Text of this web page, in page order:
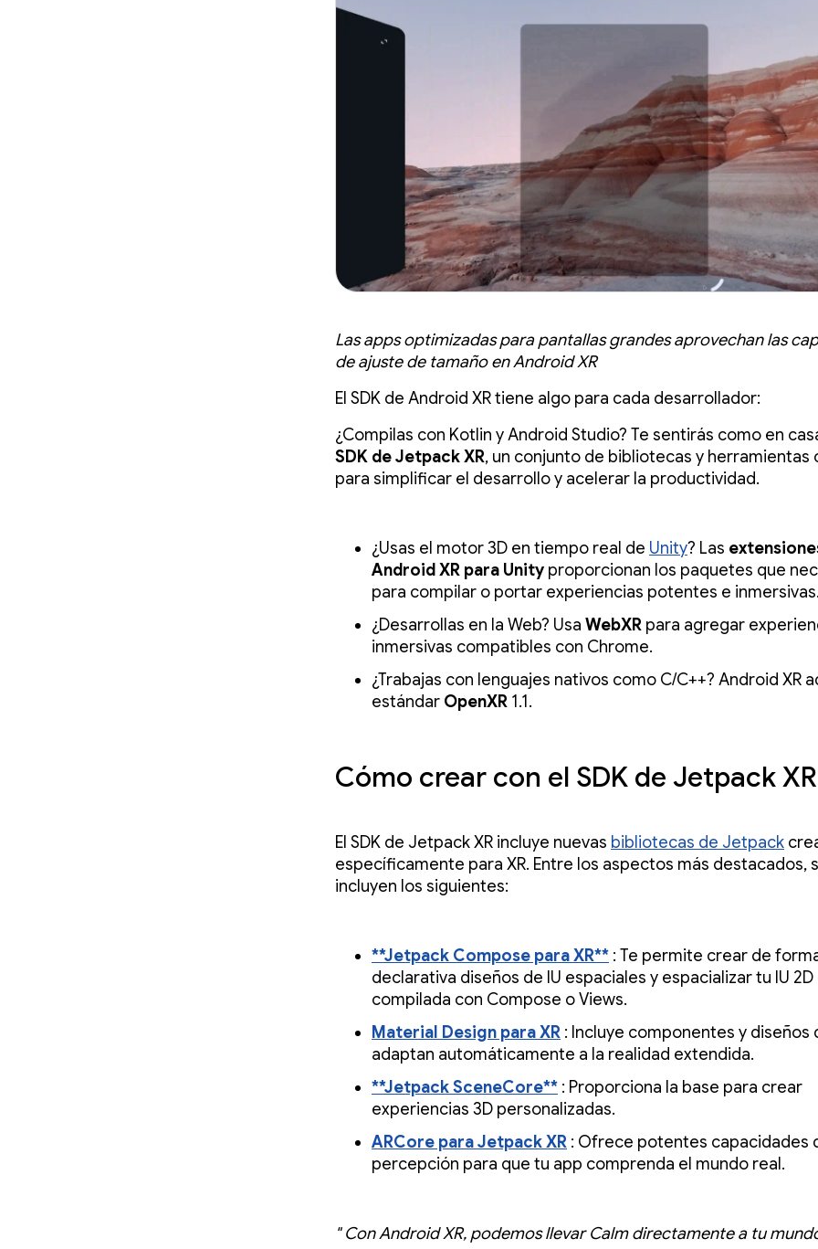
Las apps optimizadas para pantallas grandes aprovechan las
de ajuste de tamaño en Android XR
El SDK de Android XR tiene algo para cada desarrollador:
¿Compilas con Kotlin y Android Studio? Te sentirás como en
SDK de Jetpack XR, un conjunto de bibliotecas y herramientas
para simplificar el desarrollo y acelerar la productividad.
¿Usas el motor 3D en tiempo real de Unity? Las
Android XR para Unity proporcionan los paquetes que
para compilar o portar experiencias potentes e inmersivas.
¿Desarrollas en la Web? Usa WebXR para agregar
inmersivas compatibles con Chrome.
¿Trabajas con lenguajes nativos como C/C++? Android XR
estándar OpenXR 1.1.
Cómo crear con el SDK de Jetpack XR
El SDK de Jetpack XR incluye nuevas bibliotecas de Jetpack
específicamente para XR. Entre los aspectos más destacados,
incluyen los siguientes:
**Jetpack Compose para XR** : Te permite crear de
declarativa diseños de IU espaciales y espacializar tu IU
compilada con Compose o Views.
Material Design para XR : Incluye componentes y diseños
adaptan automáticamente a la realidad extendida.
**Jetpack SceneCore** : Proporciona la base para crear
experiencias 3D personalizadas.
ARCore para Jetpack XR : Ofrece potentes capacidades
percepción para que tu app comprenda el mundo real.
" Con Android XR, podemos llevar Calm directamente a tu